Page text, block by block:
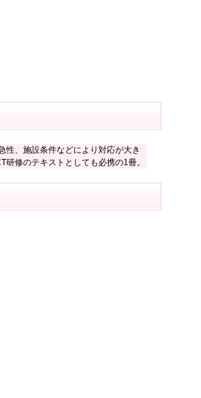
性、施設条件などにより対応が大き
修のテキストとしても必携の1冊。